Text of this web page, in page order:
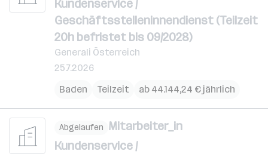
Kundenservice /
Geschäftsstelleninnendienst (Teilzeit
20h befristet bis 09/2028)
Generali Österreich
25.7.2026
Baden
Teilzeit ab 44.144,24 € jährlich
Abgelaufen Mitarbeiter_in
Kundenservice /